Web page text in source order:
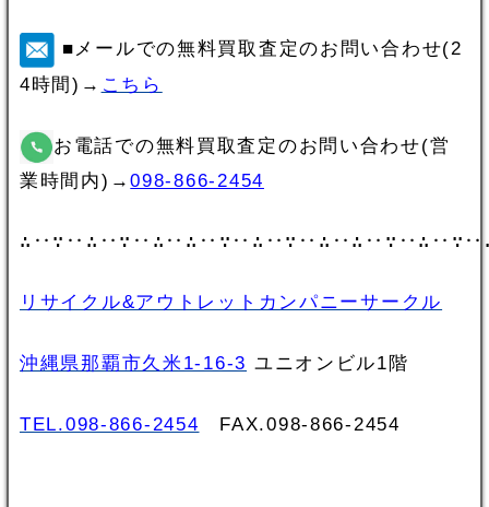
■メールでの無料買取査定のお問い合わせ(2
4時間)→ こちら
お電話での無料買取査定のお問い合わせ(営
業時間内)→098-866-2454
リサイクル&アウトレットカンパニーサークル
沖縄県那覇市久米1-16-3 ユニオンビル1階
TEL.098-866-2454 FAX.098‐866‐2454